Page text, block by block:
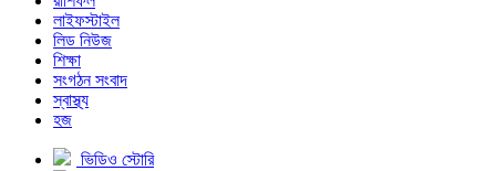
লাইফস্টাইল
লিড নিউজ
শিক্ষা
সংগঠন সংবাদ
স্বাস্থ্য
হজ
ভিডিও স্টোরি